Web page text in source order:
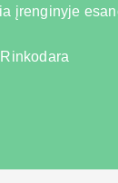
įrenginyje
Rinkodara